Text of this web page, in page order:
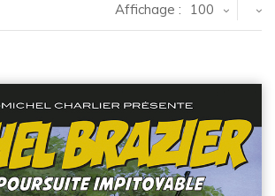
Affichage : 100